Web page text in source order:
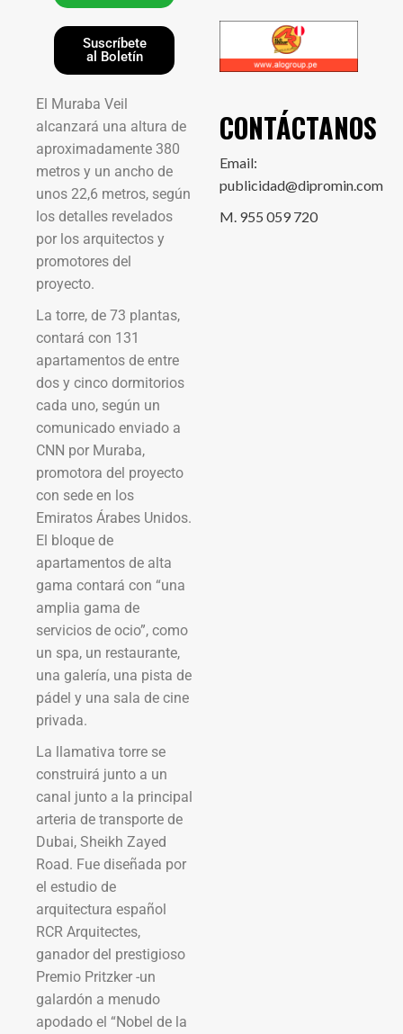
Suscríbete
al Boletín
El Muraba Veil
alcanzará una altura de
aproximadamente 380
metros y un ancho de
unos 22,6 metros, según
los detalles revelados
por los arquitectos y
promotores del
proyecto.
La torre, de 73 plantas,
contará con 131
apartamentos de entre
dos y cinco dormitorios
cada uno, según un
comunicado enviado a
CNN por Muraba,
promotora del proyecto
con sede en los
Emiratos Árabes Unidos.
El bloque de
apartamentos de alta
gama contará con “una
amplia gama de
servicios de ocio”, como
un spa, un restaurante,
una galería, una pista de
pádel y una sala de cine
privada.
La llamativa torre se
construirá junto a un
canal junto a la principal
arteria de transporte de
Dubai, Sheikh Zayed
Road. Fue diseñada por
el estudio de
arquitectura español
RCR Arquitectes,
ganador del prestigioso
Premio Pritzker -un
galardón a menudo
apodado el “Nobel de la
CONTÁCTANOS
Email:
publicidad@dipromin.com
M. 955 059 720